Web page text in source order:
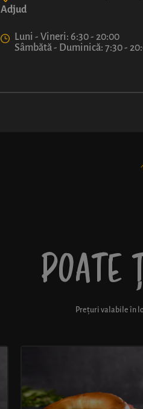
POATE
Prețuri valabile în
Adjud
Luni - Vineri: 6:30 - 20:00
Sâmbătă - Duminică: 7:30 -